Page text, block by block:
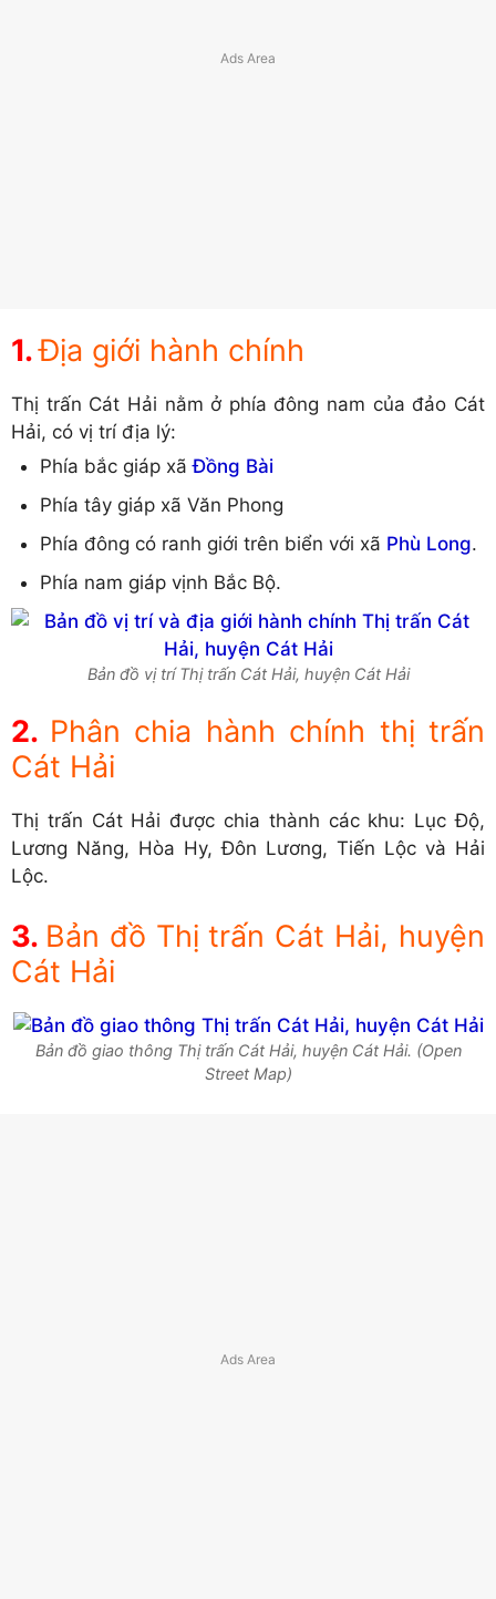
Địa giới hành chính
Thị trấn Cát Hải nằm ở phía đông nam của đảo Cát
Hải, có vị trí địa lý:
Phía bắc giáp xãĐồng Bài
Phía tây giáp xã Văn Phong
Phía đông có ranh giới trên biển với xã Phù Long.
Phía nam giáp vịnh Bắc Bộ.
Bản đồ vị trí Thị trấn Cát Hải, huyện Cát Hải
Phân chia hành chính thị trấn
Cát Hải
Thị trấn Cát Hải được chia thành các khu: Lục Độ,
Lương Năng, Hòa Hy, Đôn Lương, Tiến Lộc và Hải
Lộc.
Bản đồ Thị trấn Cát Hải, huyện
Cát Hải
Bản đồ giao thông Thị trấn Cát Hải, huyện Cát Hải. (Open
Street Map)